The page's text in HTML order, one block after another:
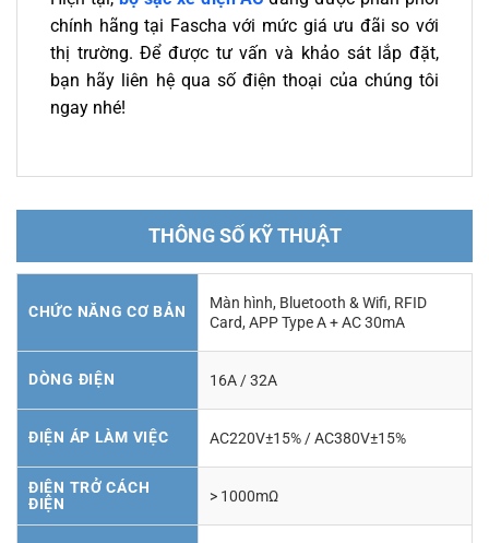
chính hãng tại Fascha với mức giá ưu đãi so với
thị trường. Để được tư vấn và khảo sát lắp đặt,
bạn hãy liên hệ qua số điện thoại của chúng tôi
ngay nhé!
THÔNG SỐ KỸ THUẬT
CHỨC NĂNG CƠ BẢN
Màn hình, Bluetooth & Wifi, RFID
Card, APP Type A + AC 30mA
DÒNG ĐIỆN 16A / 32A
ĐIỆN ÁP LÀM VIỆC AC220V±15% / AC380V±15%
ĐIỆN TRỞ CÁCH
ĐIỆN
> 1000mΩ